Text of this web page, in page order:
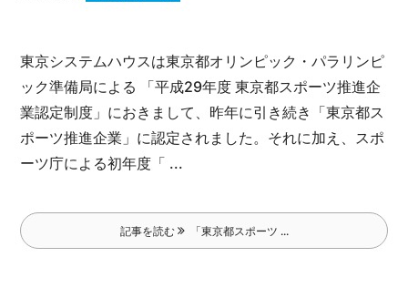
東京システムハウスは東京都オリンピック・パラリンピ
ック準備局による 「平成29年度 東京都スポーツ推進企
業認定制度」におきまして、昨年に引き続き「東京都ス
ポーツ推進企業」に認定されました。 それに加え、スポ
ーツ庁による初年度「 ...
記事を読む 「東京都スポーツ ...